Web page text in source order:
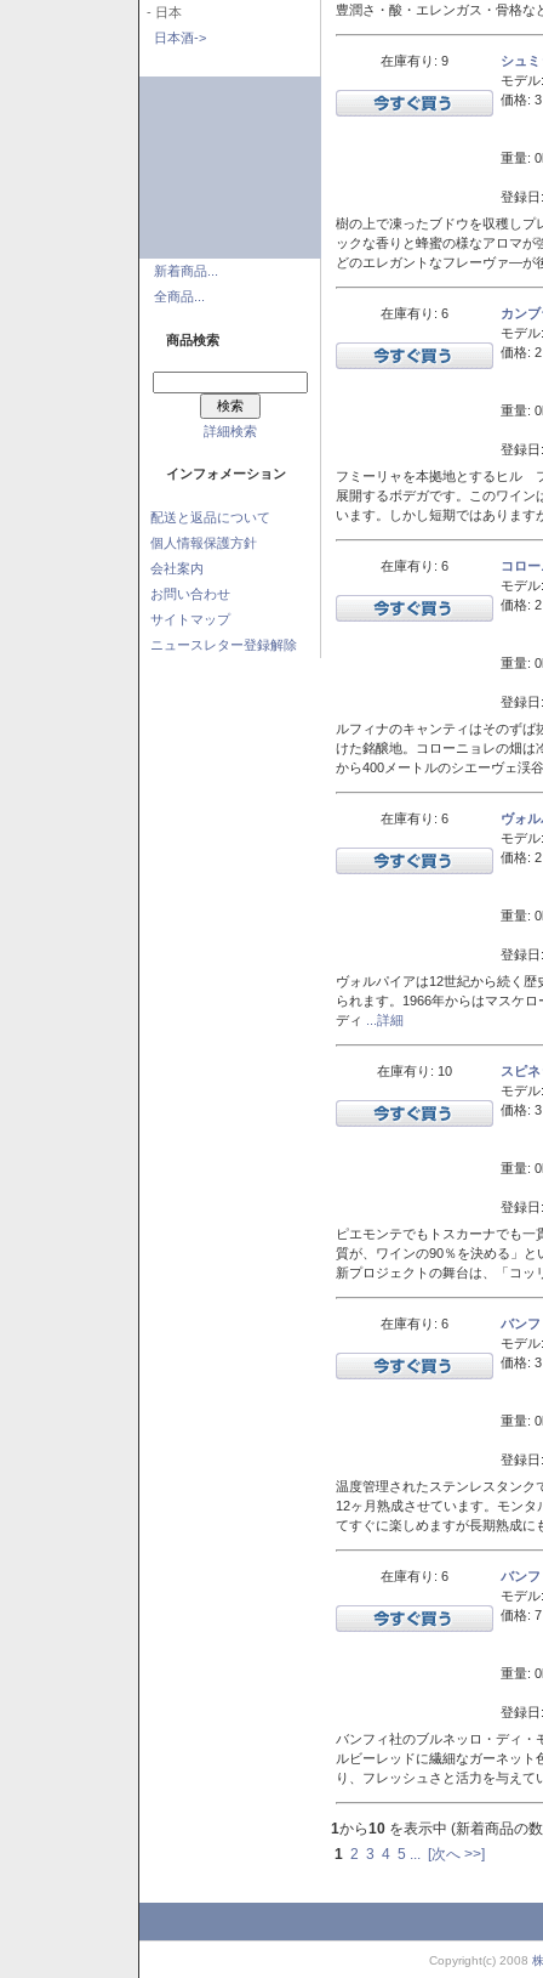
- 日本
日本酒->
新着商品...
全商品...
商品検索
詳細検索
インフォメーション
配送と返品について
個人情報保護方針
会社案内
お問い合わせ
サイトマップ
ニュースレター登録解除
豊潤さ・酸・エレンガス・骨格
在庫有り: 9
シュ
モデル:
価格:
重量:
登録
樹の上で凍ったブドウを収穫しプ
ックな香りと蜂蜜の様なアロマ
どのエレガントなフレーヴァ―が
在庫有り: 6
カン
モデル:
価格:
重量:
登録
フミーリャを本拠地とするヒル
展開するボデガです。このワイ
います。しかし短期ではありま
在庫有り: 6
コロ
モデル:
価格:
重量:
登録
ルフィナのキャンティはそのず
けた銘醸地。コローニョレの畑は
から400メートルのシエーヴェ渓
在庫有り: 6
ヴォ
モデル:
価格:
重量:
登録
ヴォルパイアは12世紀から続く
られます。1966年からはマスケ
ディ
...詳細
在庫有り: 10
スピ
モデル:
価格:
重量:
登録
ピエモンテでもトスカーナでも
質が、ワインの90％を決める」
新プロジェクトの舞台は、「コ
在庫有り: 6
バン
モデル:
価格:
重量:
登録
温度管理されたステンレスタンク
12ヶ月熟成させています。モン
てすぐに楽しめますが長期熟成に
在庫有り: 6
バン
モデル:
価格:
重量:
登録
バンフィ社のブルネッロ・ディ
ルビーレッドに繊細なガーネッ
り、フレッシュさと活力を与え
1から10 を表示中 (新着商品の
1 2 3 4 5 [次へ >>]
Copyright(c) 2008